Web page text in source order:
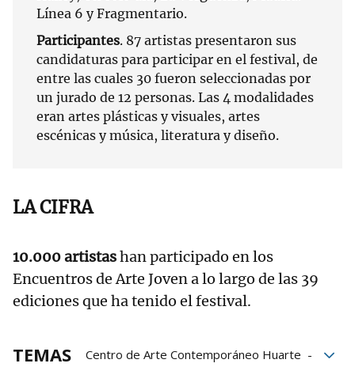
Línea 6 y Fragmentario.
Participantes. 87 artistas presentaron sus
candidaturas para participar en el festival, de
entre las cuales 30 fueron seleccionadas por
un jurado de 12 personas. Las 4 modalidades
eran artes plásticas y visuales, artes
escénicas y música, literatura y diseño.
LA CIFRA
10.000 artistashan participado en los
Encuentros de Arte Joven a lo largo de las 39
ediciones que ha tenido el festival.
TEMAS
Centro de Arte Contemporáneo Huarte